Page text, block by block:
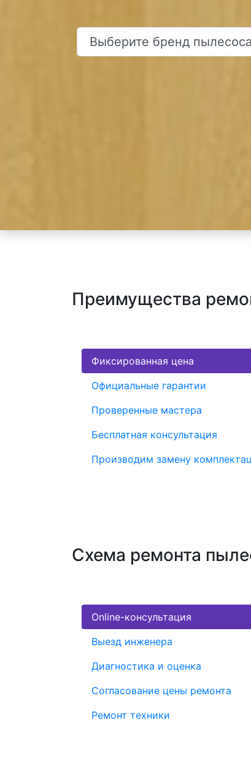
Преимущества
Фиксированная цена
Официальные гарантии
Проверенные мастера
Бесплатная консультация
Производим замену
Схема ремонта
Online-консультация
Выезд инженера
Диагностика и оценка
Согласование цены ремонта
Ремонт техники